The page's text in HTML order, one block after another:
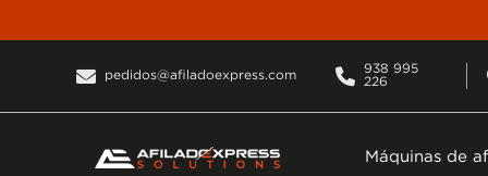
pedidos@afiladoexpress.com
938 995
226
Máquinas de